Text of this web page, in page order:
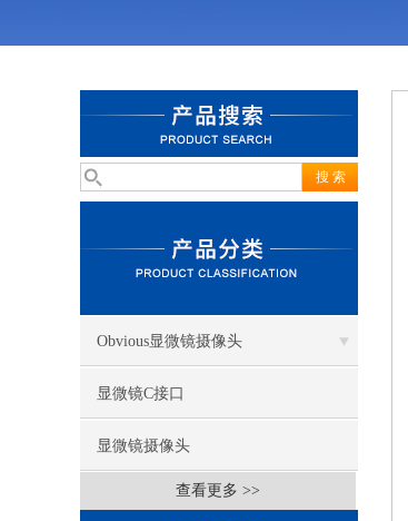
Obvious显微镜摄像头
显微镜C接口
显微镜摄像头
查看更多 >>